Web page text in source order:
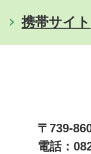
携帯サイト
〒739-
電話：